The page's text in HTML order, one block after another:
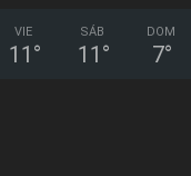
VIE
11 °
SÁB
11 °
DOM
7°